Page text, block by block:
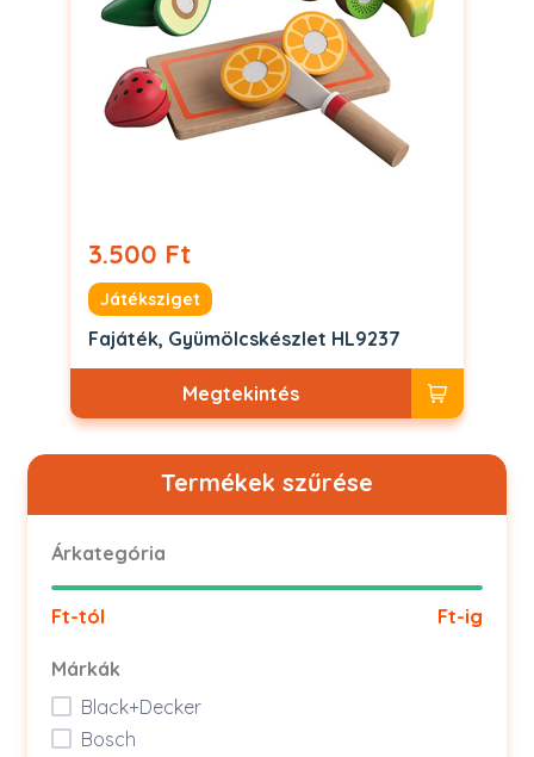
3.500 Ft
Játéksziget
Fajáték, Gyümölcskészlet HL9237
Megtekintés
Termékek szűrése
Árkategória
Ft-tól Ft-ig
Márkák
Black+Decker
Bosch